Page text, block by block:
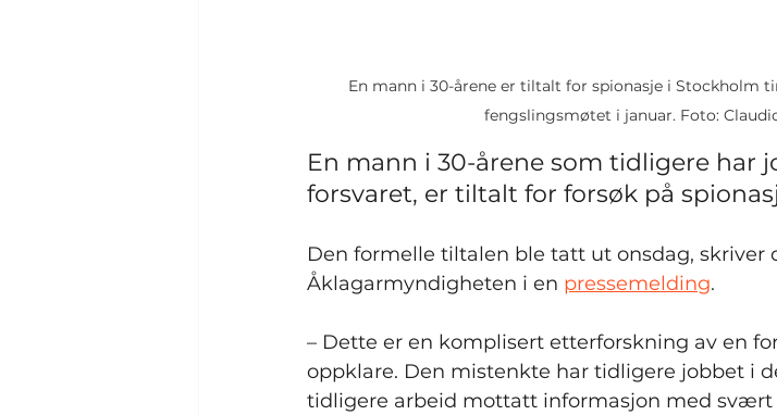
En mann i 30-årene er tiltalt for spionasje i Stockholm
fengslingsmøtet i januar. Foto:
En mann i 30-årene som tidligere har
forsvaret, er tiltalt for forsøk på
Den formelle tiltalen ble tatt ut onsdag, skriver
Åklagarmyndigheten i en pressemelding.
– Dette er en komplisert etterforskning av en
oppklare. Den mistenkte har tidligere jobbet i
tidligere arbeid mottatt informasjon med svært